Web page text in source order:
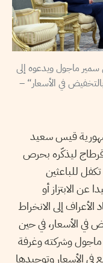
سمير ماجول ويدعوه إلى
في الأسعار“
–
قيس سعيد
ليذكّره بحرص
للباعثين
الابتزاز أو
إلى الانخراط
في الأسعار، في حين
ماجول وشركته وغرفة
في الأسعار وتوحيدها